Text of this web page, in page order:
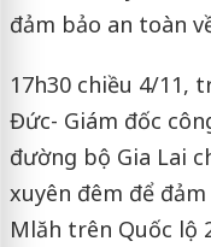
đảm bảo an toàn
17h30 chiều 4/11,
Đức- Giám đốc
đường bộ Gia Lai
xuyên đêm để
Mlăh trên Quốc lộ